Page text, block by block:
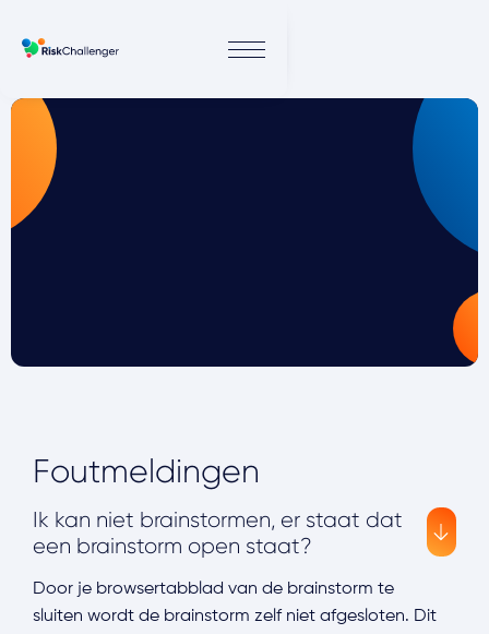
Foutmeldingen
Ik kan niet brainstormen, er staat dat
een brainstorm open staat?
Door je browsertabblad van de brainstorm te
sluiten wordt de brainstorm zelf niet afgesloten. Dit